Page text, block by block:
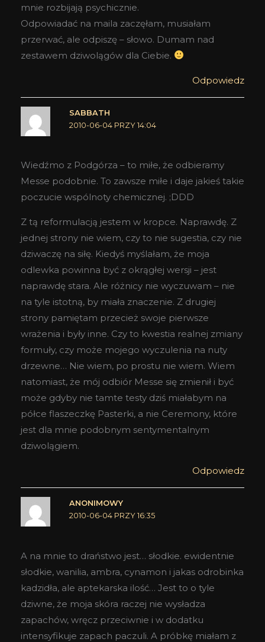
mnie rozbijają psychicznie.
Odpowiadać na maila zaczęłam, musiałam
przerwać, ale odpiszę – słowo. Dumam nad
zestawem dziwolągów dla Ciebie.
Odpowiedz
SABBATH
2010-06-04 PRZY 14:04
Wiedźmo z Podgórza – to miłe, że odbieramy
Messe podobnie. To zawsze miłe i daje jakieś takie
poczucie wspólnoty chemicznej. ;DDD
Z tą reformulacją jestem w kropce. Naprawdę. Z
jednej strony nie wiem, czy to nie sugestia, czy nie
dziwaczę na siłę. Kiedyś myślałam, że moja
odlewka powinna być z okrągłej wersji – jest
naprawdę stara. Ale różnicy nie wyczuwam – nie
na tyle istotną, by miała znaczenie. Z drugiej
strony pamiętam przecież swoje pierwsze
wrażenia i były inne. Czy to kwestia realnej zmiany
formuły, czy może mojego wyczulenia na nuty
drzewne… Nie wiem, po prostu nie wiem. Wiem
natomiast, że mój odbiór Messe się zmienił i być
może gdyby nie tamte testy dziś miałabym na
półce flaszeczkę Pasterki, a nie Ceremony, które
jest dla mnie podobnym sentymentalnym
dziwolągiem.
Odpowiedz
ANONIMOWY
2010-06-04 PRZY 16:35
A na mnie to draństwo jest… słodkie. ewidentnie
słodkie, wanilia, ambra, cynamon i jakas odrobinka
kadzidła, ale aptekarska ilość… Jest to o tyle
dziwne, że moja skóra raczej nie wysładza
zapachów, wręcz przeciwnie i w dodatku
intensyfikuje zapach paczuli. A próbkę miałam z